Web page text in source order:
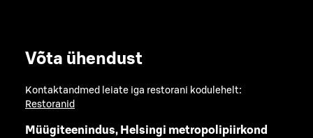
Võta ühendust
Kontaktandmed leiate iga restorani kodulehelt:
Restoranid
Müügiteenindus, Helsingi metropolipiirkond